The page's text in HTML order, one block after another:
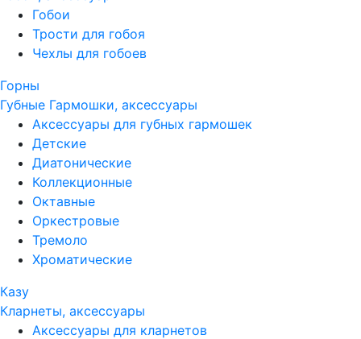
Гобои
Трости для гобоя
Чехлы для гобоев
Горны
Губные Гармошки, аксессуары
Аксессуары для губных гармошек
Детские
Диатонические
Коллекционные
Октавные
Оркестровые
Тремоло
Хроматические
Казу
Кларнеты, аксессуары
Аксессуары для кларнетов